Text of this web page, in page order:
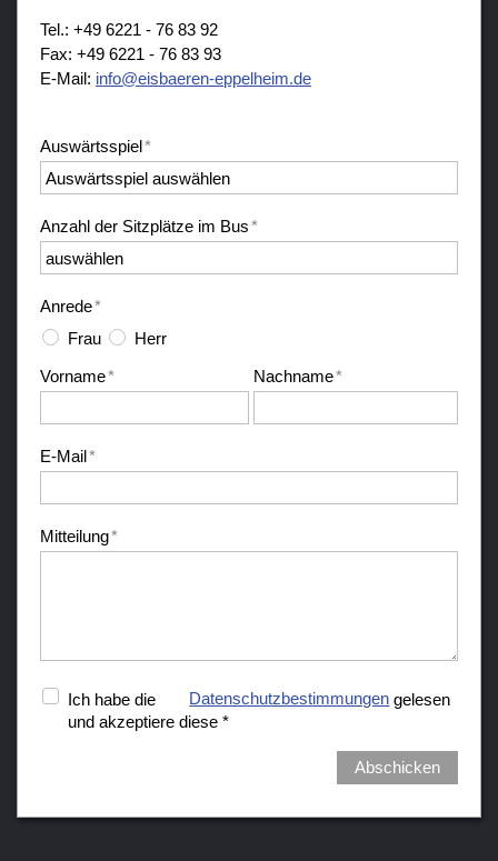
Tel.: +49 6221 - 76 83 92
Fax: +49 6221 - 76 83 93
E-Mail: nf sb r n- pp lh m d
Auswärtsspiel *
Anzahl der Sitzplätze im Bus*
Anrede*
Frau
Herr
Vorname* Nachname*
E-Mail *
Mitteilung*
Ich habe die Datenschutzbestimmungen gelesen
und akzeptiere diese *
Abschicken